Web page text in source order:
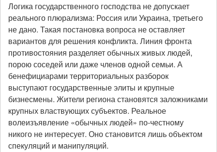
Логика государственного господства не допускает
реального плюрализма: Россия или Украина, третьего
не дано. Такая постановка вопроса не оставляет
вариантов для решения конфликта. Линия фронта
противостояния разделяет обычных живых людей,
порою соседей или даже членов одной семьи. А
бенефициарами территориальных разборок
выступают государственные элиты и крупные
бизнесмены. Жители региона становятся заложниками
крупных властвующих субъектов. Реальное
волеизъявление «обычных людей» по-честному
никого не интересует. Оно становится лишь объектом
спекуляций и манипуляций.